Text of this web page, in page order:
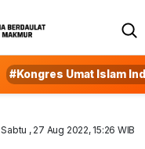
#Kongres Umat Islam
Sabtu , 27 Aug 2022, 15:26 WIB